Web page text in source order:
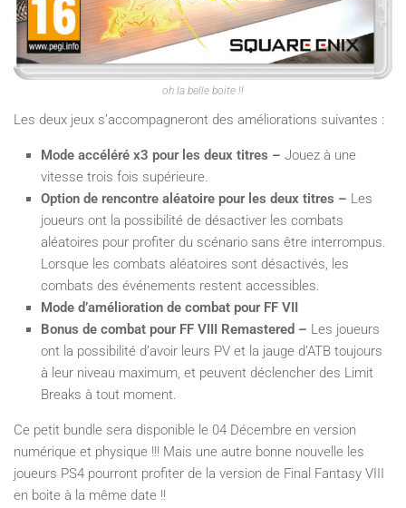
oh la belle boite !!
Les deux jeux s’accompagneront des améliorations suivantes :
Mode accéléré x3 pour les deux titres – Jouez à une
vitesse trois fois supérieure.
Option de rencontre aléatoire pour les deux titres – Les
joueurs ont la possibilité de désactiver les combats
aléatoires pour profiter du scénario sans être interrompus.
Lorsque les combats aléatoires sont désactivés, les
combats des événements restent accessibles.
Mode d’amélioration de combat pour FF VII
Bonus de combat pour FF VIII Remastered – Les joueurs
ont la possibilité d’avoir leurs PV et la jauge d’ATB toujours
à leur niveau maximum, et peuvent déclencher des Limit
Breaks à tout moment.
Ce petit bundle sera disponible le 04 Décembre en version
numérique et physique !!! Mais une autre bonne nouvelle les
joueurs PS4 pourront profiter de la version de Final Fantasy VIII
en boite à la même date !!